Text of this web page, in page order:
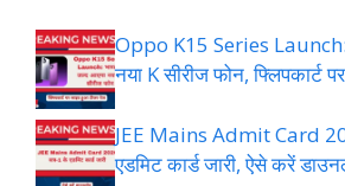
Oppo K15 Series
नया K सीरीज फोन, फ्लिपकार्ट
JEE Mains Admit Card
एडमिट कार्ड जारी, ऐसे करें